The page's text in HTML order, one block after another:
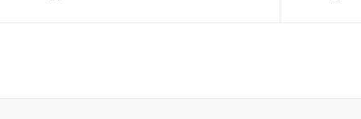
Купить в 1 клик
Сравнение
Купить в 1